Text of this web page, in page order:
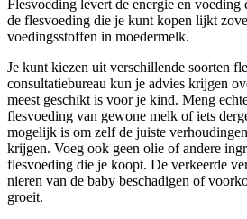
Flesvoeding levert de energie en
de flesvoeding die je kunt kopen lijkt
voedingsstoffen in moedermelk.
Je kunt kiezen uit verschillende soorten
consultatiebureau kun je advies krijgen
meest geschikt is voor je kind. Meng
flesvoeding van gewone melk of iets
mogelijk is om zelf de juiste
krijgen. Voeg ook geen olie of andere
flesvoeding die je koopt. De verkeerde
nieren van de baby beschadigen of
groeit.